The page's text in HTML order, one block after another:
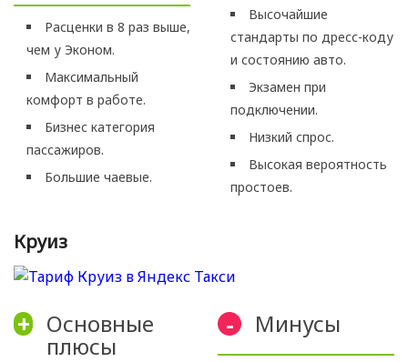
Расценки в 8 раз выше,
чем у Эконом.
Максимальный
комфорт в работе.
Бизнес категория
пассажиров.
Большие чаевые.
Высочайшие
стандарты по дресс-коду
и состоянию авто.
Экзамен при
подключении.
Низкий спрос.
Высокая вероятность
простоев.
Круиз
+ Основные
плюсы
- Минусы